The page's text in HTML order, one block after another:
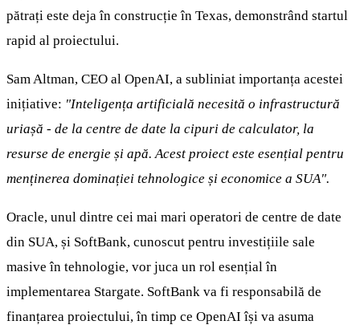
pătrați este deja în construcție în Texas, demonstrând startul
rapid al proiectului.
Sam Altman, CEO al OpenAI, a subliniat importanța acestei
inițiative: "Inteligența artificială necesită o infrastructură
uriașă - de la centre de date la cipuri de calculator, la
resurse de energie și apă. Acest proiect este esențial pentru
menținerea dominației tehnologice și economice a SUA".
Oracle, unul dintre cei mai mari operatori de centre de date
din SUA, și SoftBank, cunoscut pentru investițiile sale
masive în tehnologie, vor juca un rol esențial în
implementarea Stargate. SoftBank va fi responsabilă de
finanțarea proiectului, în timp ce OpenAI își va asuma